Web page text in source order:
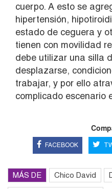
cuerpo. A esto se
hipertensión,
estado de ceguera y
tienen con movilidad
debe utilizar una silla
desplazarse,
trabajar, y por ello
complicado escenario
FACEBOOK
MÁS DE Chico David